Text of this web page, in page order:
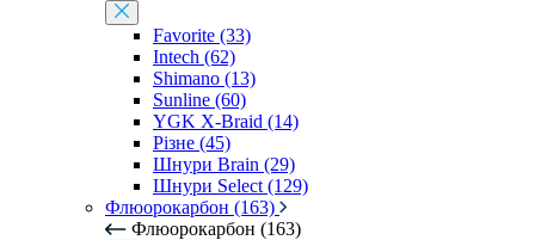
Favorite (33)
Intech (62)
Shimano (13)
Sunline (60)
YGK X-Braid (14)
Різне (45)
Шнури Brain (29)
Шнури Select (129)
Флюорокарбон (163)
Флюорокарбон (163)